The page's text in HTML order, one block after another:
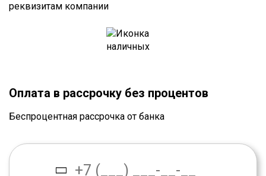
реквизитам компании
Оплата в рассрочку без процентов
Беспроцентная рассрочка от банка